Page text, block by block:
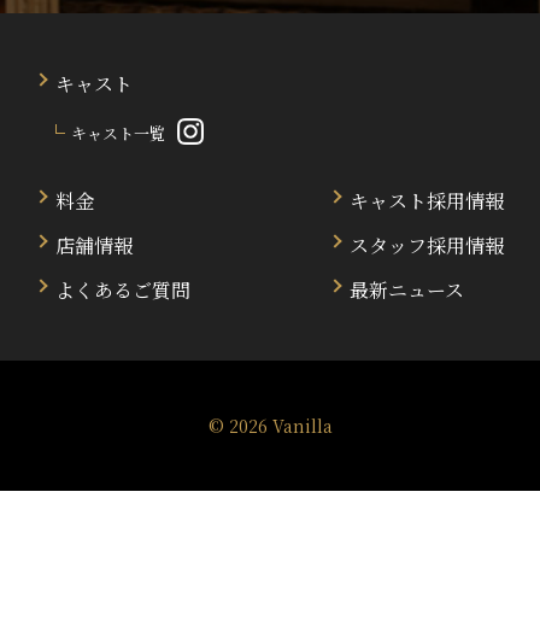
キャスト
キャスト一覧
料金
店舗情報
よくあるご質問
キャスト採用情報
スタッフ採用情報
最新ニュース
© 2026 Vanilla